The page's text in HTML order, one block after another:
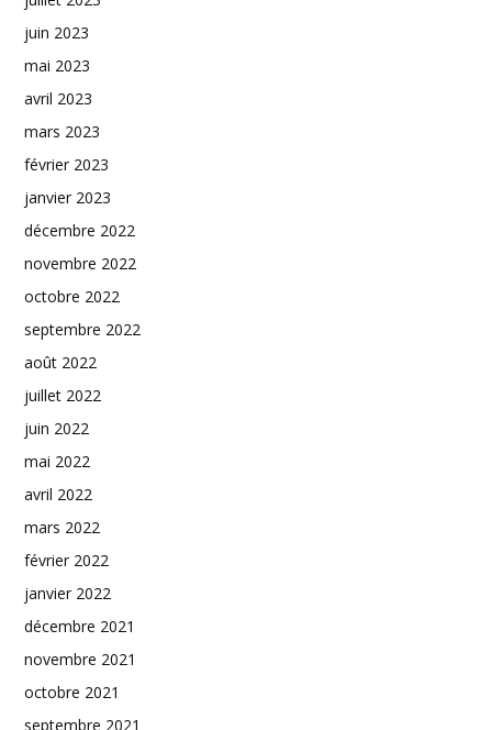
juin 2023
mai 2023
avril 2023
mars 2023
février 2023
janvier 2023
décembre 2022
novembre 2022
octobre 2022
septembre 2022
août 2022
juillet 2022
juin 2022
mai 2022
avril 2022
mars 2022
février 2022
janvier 2022
décembre 2021
novembre 2021
octobre 2021
septembre 2021